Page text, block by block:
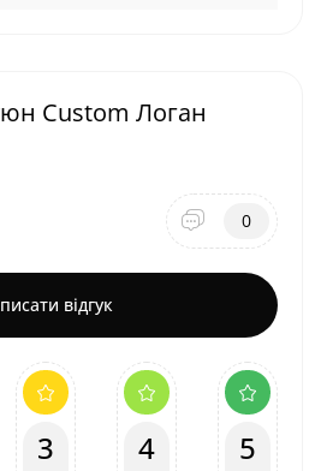
Custom Логан
0
відгук
3 4 5